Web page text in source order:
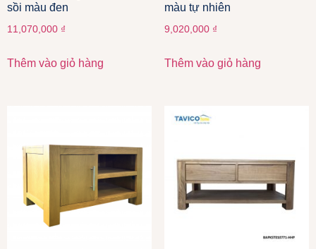
sồi màu đen
11,070,000 ₫
Thêm vào giỏ hàng
màu tự nhiên
9,020,000 ₫
Thêm vào giỏ hàng